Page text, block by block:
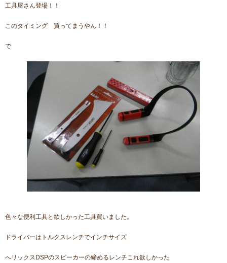
工具屋さん登場！！
このタイミング 買ってまうやん！！
で
色々な便利工具と欲しかった工具買いました。
ドライバーはトルクスレンチでインチサイズ
へリックスDSPのスピーカーの締めるレンチこれ欲しかった